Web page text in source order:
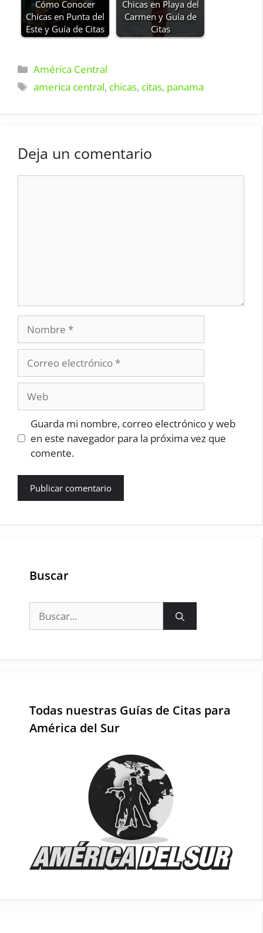
Cómo Conocer
Chicas en Punta del
Este y Guía de Citas
Chicas en Playa del
Carmen y Guía de
Citas
Categorías
América Central
Etiquetas
america central, chicas, citas, panama
Deja un comentario
Nombre
electrónico
Guarda mi nombre, correo electrónico y web
en este navegador para la próxima vez que
comente.
Buscar
Todas nuestras Guías de Citas para
América del Sur